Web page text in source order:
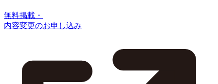
無料掲載・
内容変更のお申し込み